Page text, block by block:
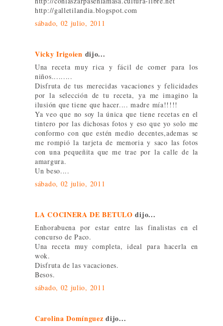
http://galletilandia.blogspot.com
sábado, 02 julio, 2011
Vicky Irigoien dijo...
Una receta muy rica y fácil de comer para los
niños.........
Disfruta de tus merecidas vacaciones y felicidades
por la selección de tu receta, ya me imagino la
ilusión que tiene que hacer.... madre mía!!!!!
Ya veo que no soy la única que tiene recetas en el
tintero por las dichosas fotos y eso que yo solo me
conformo con que estén medio decentes,ademas se
me rompió la tarjeta de memoria y saco las fotos
con una pequeñita que me trae por la calle de la
amargura.
Un beso....
sábado, 02 julio, 2011
LA COCINERA DE BETULO dijo...
Enhorabuena por estar entre las finalistas en el
concurso de Paco.
Una receta muy completa, ideal para hacerla en
wok.
Disfruta de las vacaciones.
Besos.
sábado, 02 julio, 2011
Carolina Domínguez dijo...